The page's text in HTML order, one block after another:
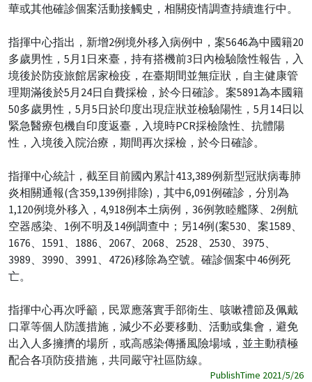
華或其他確診個案活動接觸史，相關疫情調查持續進行中。
指揮中心指出，新增2例境外移入病例中，案5646為中國籍20
多歲男性，5月1日來臺，持有搭機前3日內檢驗陰性報告，入
境後於防疫旅館居家檢疫，在臺期間並無症狀，自主健康管
理期滿後於5月24日自費採檢，於今日確診。案5891為本國籍
50多歲男性，5月5日於印度出現症狀並檢驗陽性，5月14日以
緊急醫療包機自印度返臺，入境時PCR採檢陰性、抗體陽
性，入境後入院治療，期間再次採檢，於今日確診。
指揮中心統計，截至目前國內累計413,389例新型冠狀病毒肺
炎相關通報(含359,139例排除)，其中6,091例確診，分別為
1,120例境外移入，4,918例本土病例，36例敦睦艦隊、2例航
空器感染、1例不明及14例調查中；另14例(案530、案1589、
1676、1591、1886、2067、2068、2528、2530、3975、
3989、3990、3991、4726)移除為空號。確診個案中46例死
亡。
指揮中心再次呼籲，民眾應落實手部衛生、咳嗽禮節及佩戴
口罩等個人防護措施，減少不必要移動、活動或集會，避免
出入人多擁擠的場所，或高感染傳播風險場域，並主動積極
配合各項防疫措施，共同嚴守社區防線。
PublishTime 2021/5/26